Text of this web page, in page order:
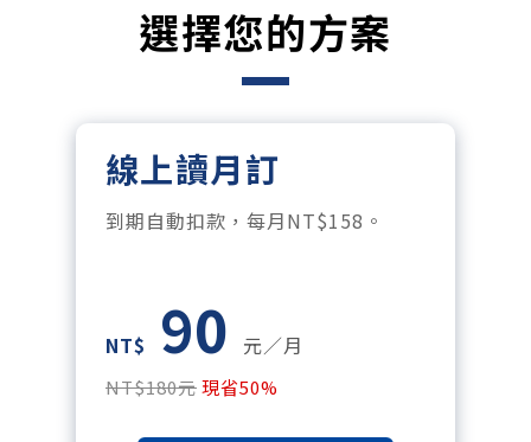
選擇您的方案
線上讀月訂
到期自動扣款，每月NT$158。
NT$ 90 元／月
NT$180元現省50%